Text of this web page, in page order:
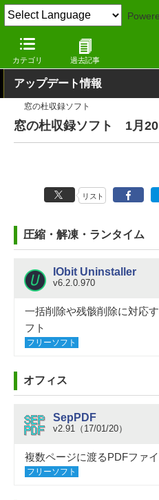
カテゴリ 過去記事
窓の杜 その他の話題
アップデート情報
窓の杜収録ソフト
窓の杜収録ソフト 1月20
リスト
圧縮・解凍・ランタイム
IObit Uninstaller
v6.2.0.970
一括削除や残骸削除に対応
フト
フリーソフト
オフィス
SepPDF
v2.91（17/01/20）
複数ページに渡るPDFファ
フリーソフト